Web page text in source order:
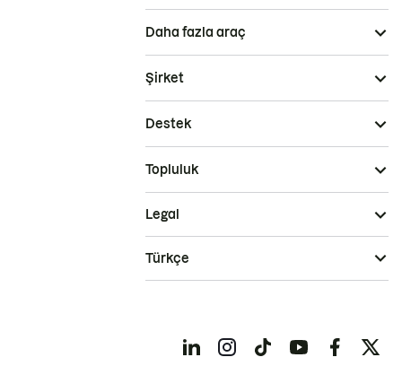
Daha fazla araç
Şirket
Destek
Topluluk
Legal
Türkçe